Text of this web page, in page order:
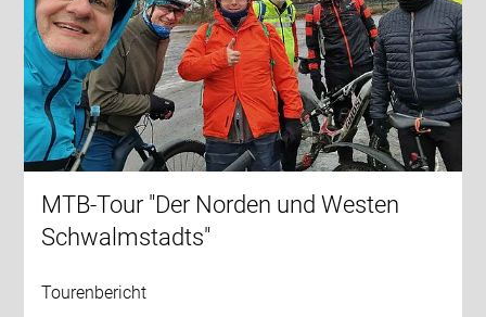
MTB-Tour "Der Norden und Westen
Schwalmstadts"
Tourenbericht